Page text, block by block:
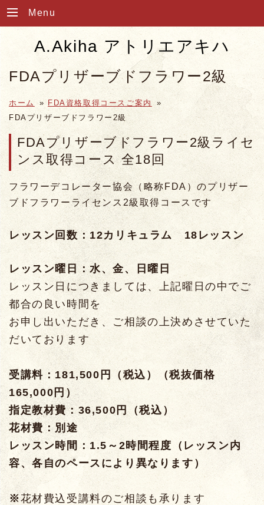
Menu
A.Akiha アトリエアキハ
FDAプリザーブドフラワー2級
ホーム » FDA資格取得コースご案内
»
FDAプリザーブドフラワー2級
FDAプリザーブドフラワー2級ライセ
ンス取得コース 全18回
フラワーデコレーター協会（略称FDA）のプリザー
ブドフラワーライセンス2級取得コースです
レッスン回数：12カリキュラム 18レッスン
レッスン曜日：水、金、日曜日
レッスン日につきましては、上記曜日の中でご
都合の良い時間を
お申し出いただき、ご相談の上決めさせていた
だいております
受講料：181,500円（税込）（税抜価格
165,000円）
指定教材費：36,500円（税込）
花材費：別途
レッスン時間：1.5～2時間程度（レッスン内
容、各自のペースにより異なります）
※花材費込受講料のご相談も承ります